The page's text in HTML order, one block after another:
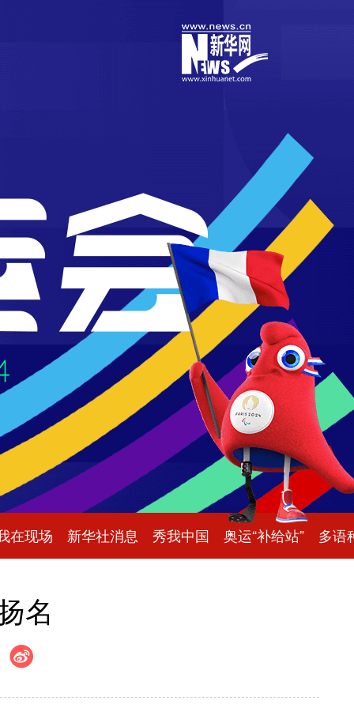
在现场 新华社消息 秀我中国 奥运“补给站” 多语
名